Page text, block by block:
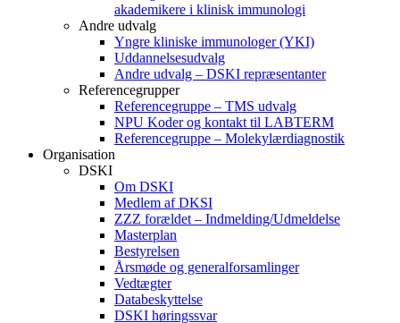
akademikere i klinisk immunologi
Andre udvalg
Yngre kliniske immunologer (YKI)
Uddannelsesudvalg
Andre udvalg – DSKI repræsentanter
Referencegrupper
Referencegruppe – TMS udvalg
NPU Koder og kontakt til LABTERM
Referencegruppe – Molekylærdiagnostik
Organisation
DSKI
Om DSKI
Medlem af DKSI
ZZZ forældet – Indmelding/Udmeldelse
Masterplan
Bestyrelsen
Årsmøde og generalforsamlinger
Vedtægter
Databeskyttelse
DSKI høringssvar